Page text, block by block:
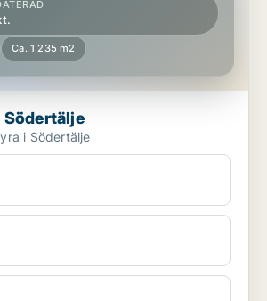
Ca. 1 235 m2
i Södertälje